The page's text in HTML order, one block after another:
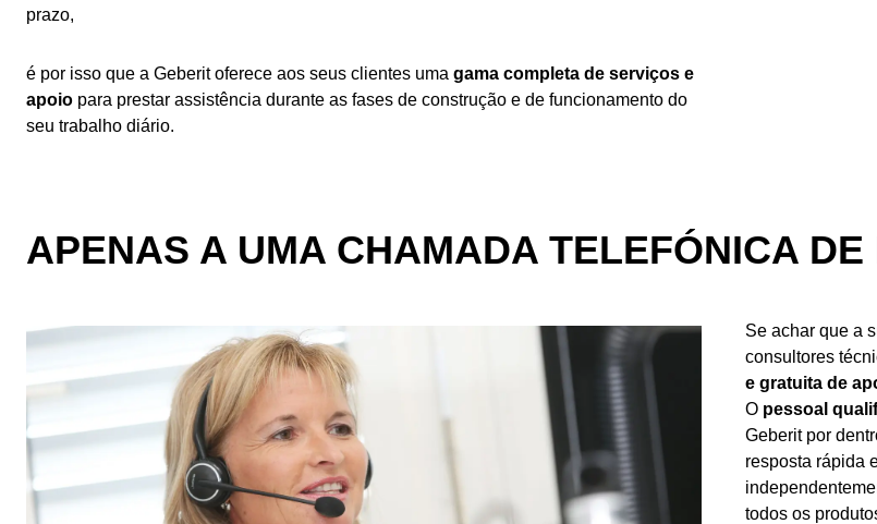
prazo,
é por isso que a Geberit oferece aos seus clientes uma gama completa de serviços e
apoio para prestar assistência durante as fases de construção e de funcionamento do
seu trabalho diário.
APENAS A UMA CHAMADA TELEFÓNICA
Se achar que a
consultores
e gratuita de
O pessoal
Geberit por
resposta rápida
todos os